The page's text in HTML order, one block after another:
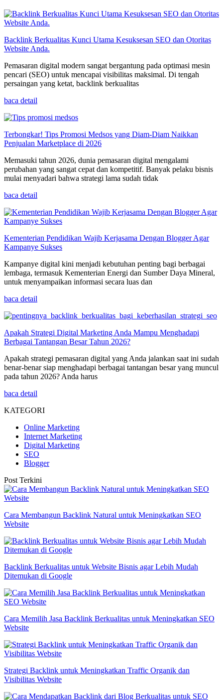
Backlink Berkualitas Kunci Utama Kesuksesan SEO dan Otoritas
Website Anda.
Pemasaran digital modern sangat bergantung pada optimasi mesin
pencari (SEO) untuk mencapai visibilitas maksimal. Di tengah
persaingan yang ketat, backlink berkualitas
baca detail
Terbongkar! Tips Promosi Medsos yang Diam-Diam Naikkan
Penjualan Marketplace di 2026
Memasuki tahun 2026, dunia pemasaran digital mengalami
perubahan yang sangat cepat dan kompetitif. Banyak pelaku bisnis
mulai menyadari bahwa strategi lama sudah tidak
baca detail
Kementerian Pendidikan Wajib Kerjasama Dengan Blogger Agar
Kampanye Sukses
Kampanye digital kini menjadi kebutuhan penting bagi berbagai
lembaga, termasuk Kementerian Energi dan Sumber Daya Mineral,
untuk menyampaikan informasi secara luas dan
baca detail
Apakah Strategi Digital Marketing Anda Mampu Menghadapi
Berbagai Tantangan Besar Tahun 2026?
Apakah strategi pemasaran digital yang Anda jalankan saat ini sudah
benar-benar siap menghadapi berbagai tantangan besar yang muncul
pada tahun 2026? Anda harus
baca detail
KATEGORI
Online Marketing
Internet Marketing
Digital Marketing
SEO
Blogger
Post Terkini
Cara Membangun Backlink Natural untuk Meningkatkan SEO
Website
Backlink Berkualitas untuk Website Bisnis agar Lebih Mudah
Ditemukan di Google
Cara Memilih Jasa Backlink Berkualitas untuk Meningkatkan SEO
Website
Strategi Backlink untuk Meningkatkan Traffic Organik dan
Visibilitas Website